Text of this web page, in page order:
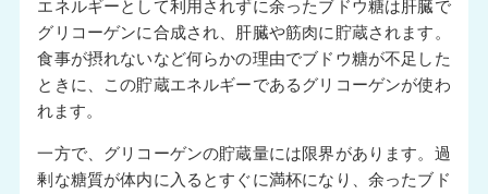
エネルギーとして利用されずに余ったブドウ糖は肝臓で
グリコーゲンに合成され、肝臓や筋肉に貯蔵されます。
食事が摂れないなど何らかの理由でブドウ糖が不足した
ときに、この貯蔵エネルギーであるグリコーゲンが使わ
れます。
一方で、グリコーゲンの貯蔵量には限界があります。過
剰な糖質が体内に入るとすぐに満杯になり、余ったブド